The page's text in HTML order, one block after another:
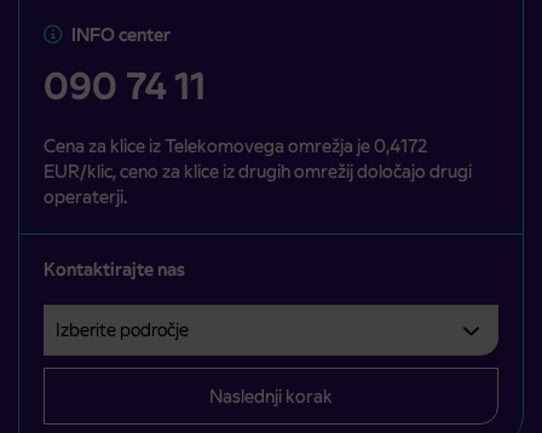
INFO center
090 74 11
Cena za klice iz Telekomovega omrežja je 0,4172
EUR/klic, ceno za klice iz drugih omrežij določajo drugi
operaterji.
Kontaktirajte nas
Izberite področje
Področje je obvezno izbrati.
Naslednji korak